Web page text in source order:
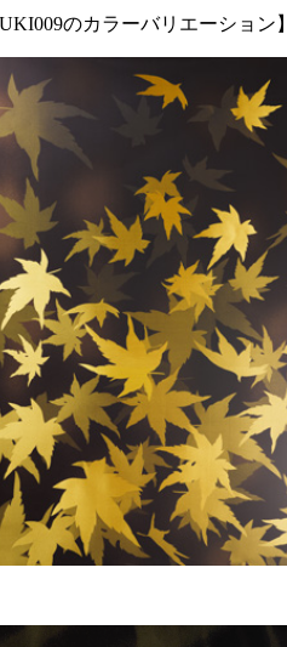
のカラーバリエーション】